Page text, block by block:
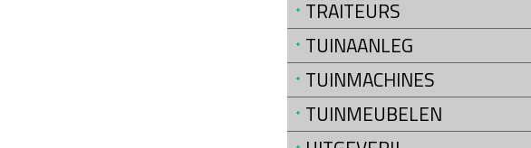
TRAITEURS
TUINAANLEG
TUINMACHINES
TUINMEUBELEN